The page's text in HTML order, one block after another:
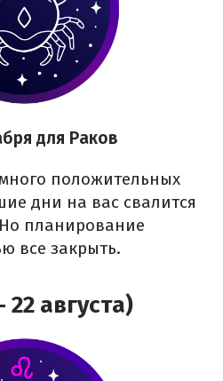
для Раков
положительных
дни на вас свалится
планирование
все закрыть.
августа)